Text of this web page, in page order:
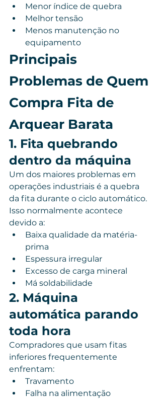
Menor índice de quebra
Melhor tensão
Menos manutenção no
equipamento
Principais
Problemas de Quem
Compra Fita de
Arquear Barata
1. Fita quebrando
dentro da máquina
Um dos maiores problemas em
operações industriais é a quebra
da fita durante o ciclo automático.
Isso normalmente acontece
devido a:
Baixa qualidade da matéria-
prima
Espessura irregular
Excesso de carga mineral
Má soldabilidade
2. Máquina
automática parando
toda hora
Compradores que usam fitas
inferiores frequentemente
enfrentam:
Travamento
Falha na alimentação